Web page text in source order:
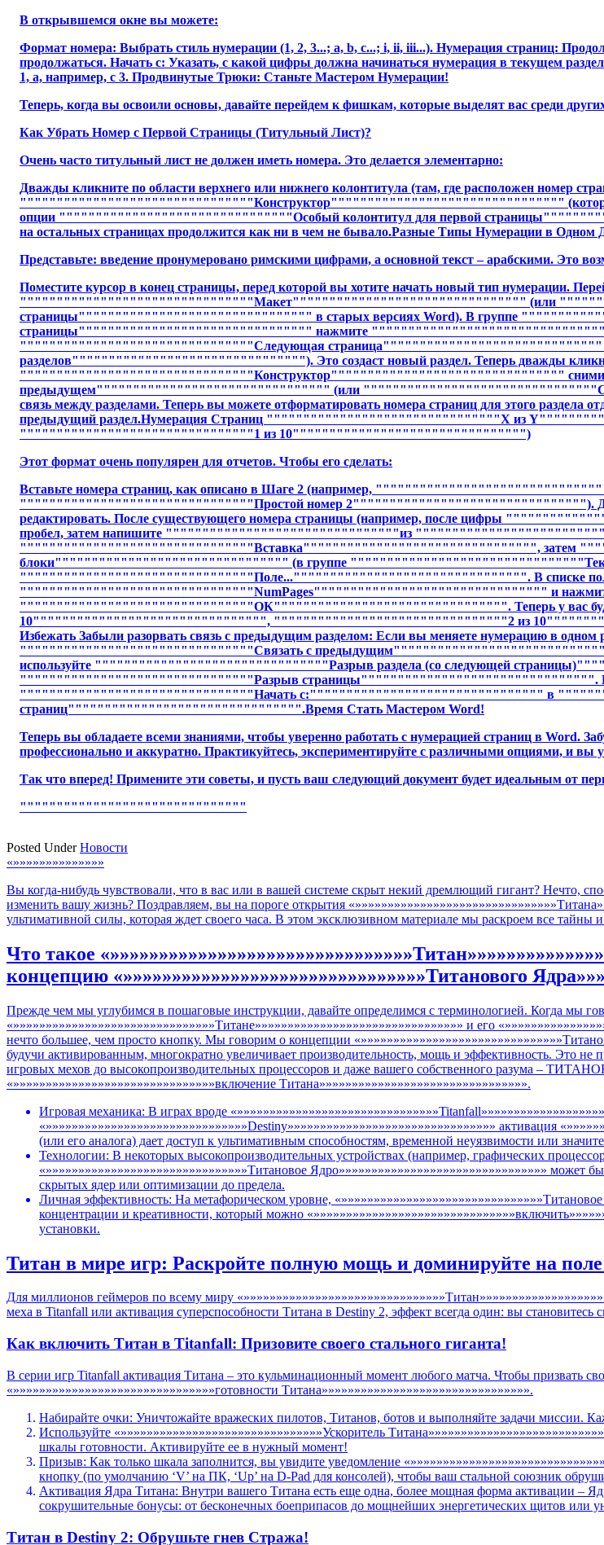
В открывшемся окне вы можете:
Формат номера: Выбрать стиль нумерации (1, 2, 3...; a, b, c...; i, ii, iii...). Нумерация страниц:
продолжаться. Начать с: Указать, с какой цифры должна начинаться нумерация в текущем
1, а, например, с 3. Продвинутые Трюки: Станьте Мастером Нумерации!
Теперь, когда вы освоили основы, давайте перейдем к фишкам, которые выделят вас среди
Как Убрать Номер с Первой Страницы (Титульный Лист)?
Очень часто титульный лист не должен иметь номера. Это делается элементарно:
Дважды кликните по области верхнего или нижнего колонтитула (там, где расположен номер
""""""""""""""""""""""""""""""""Конструктор"""""""""""""""""""""""""""""""" (которая
опции """"""""""""""""""""""""""""""""Особый колонтитул для первой
на остальных страницах продолжится как ни в чем не бывало.Разные Типы Нумерации в Одном
Представьте: введение пронумеровано римскими цифрами, а основной текст – арабскими. Это
Поместите курсор в конец страницы, перед которой вы хотите начать новый тип нумерации.
""""""""""""""""""""""""""""""""Макет"""""""""""""""""""""""""""""""" (или
страницы"""""""""""""""""""""""""""""""" в старых версиях Word). В группе
страницы"""""""""""""""""""""""""""""""" нажмите
""""""""""""""""""""""""""""""""Следующая
разделов""""""""""""""""""""""""""""""""). Это создаст новый раздел. Теперь дважды кликните
""""""""""""""""""""""""""""""""Конструктор""""""""""""""""""""""""""""""""
предыдущем"""""""""""""""""""""""""""""""" (или
связь между разделами. Теперь вы можете отформатировать номера страниц для этого раздела
предыдущий раздел.Нумерация Страниц """"""""""""""""""""""""""""""""X из
""""""""""""""""""""""""""""""""1 из 10"""""""""""""""""""""""""""""""")
Этот формат очень популярен для отчетов. Чтобы его сделать:
Вставьте номера страниц, как описано в Шаге 2 (например,
""""""""""""""""""""""""""""""""Простой номер 2""""""""""""""""""""""""""""""""). Дважды
редактировать. После существующего номера страницы (например, после
пробел, затем напишите """"""""""""""""""""""""""""""""из """""""""""""""""""""""""""""""",
""""""""""""""""""""""""""""""""Вставка"""""""""""""""""""""""""""""""", затем
блоки"""""""""""""""""""""""""""""""" (в группе
""""""""""""""""""""""""""""""""Поле..."""""""""""""""""""""""""""""""". В списке
""""""""""""""""""""""""""""""""NumPages"""""""""""""""""""""""""""""""" и
""""""""""""""""""""""""""""""""ОК"""""""""""""""""""""""""""""""". Теперь у вас
10"""""""""""""""""""""""""""""""", """"""""""""""""""""""""""""""""2 из
Избежать Забыли разорвать связь с предыдущим разделом: Если вы меняете нумерацию в одном
""""""""""""""""""""""""""""""""Связать с предыдущим"""""""""""""""""""""""""""""""".
используйте """"""""""""""""""""""""""""""""Разрыв раздела (со следующей
""""""""""""""""""""""""""""""""Разрыв страницы"""""""""""""""""""""""""""""""". Начало
""""""""""""""""""""""""""""""""Начать с:"""""""""""""""""""""""""""""""" в
страниц"""""""""""""""""""""""""""""""".Время Стать Мастером Word!
Теперь вы обладаете всеми знаниями, чтобы уверенно работать с нумерацией страниц в Word.
профессионально и аккуратно. Практикуйтесь, экспериментируйте с различными опциями, и вы
Так что вперед! Примените эти советы, и пусть ваш следующий документ будет идеальным от
"""""""""""""""""""""""""""""""
Posted UnderНовости
Навигация
по
записям
«»»»»»»»»»»»»»»
Вы когда-нибудь чувствовали, что в вас или в вашей системе скрыт некий дремлющий гигант? Нечто,
изменить вашу жизнь? Поздравляем, вы на пороге открытия
ультимативной силы, которая ждет своего часа. В этом эксклюзивном материале мы раскроем все тайны
Что такое
концепцию «»»»»»»»»»»»»»»»»»»»»»»»»»»»»»»»Титанового
Прежде чем мы углубимся в пошаговые инструкции, давайте определимся с терминологией. Когда мы
«»»»»»»»»»»»»»»»»»»»»»»»»»»»»»»»Титане»»»»»»»»»»»»»»»»»»»»»»»»»»»»»»»» и его
нечто большее, чем просто кнопку. Мы говорим о концепции
будучи активированным, многократно увеличивает производительность, мощь и эффективность. Это не
игровых мехов до высокопроизводительных процессоров и даже вашего собственного разума –
«»»»»»»»»»»»»»»»»»»»»»»»»»»»»»»»включение Титана»»»»»»»»»»»»»»»»»»»»»»»»»»»»»»»».
Игровая механика: В играх вроде
«»»»»»»»»»»»»»»»»»»»»»»»»»»»»»»»Destiny»»»»»»»»»»»»»»»»»»»»»»»»»»»»»»»» активация
(или его аналога) дает доступ к ультимативным способностям, временной неуязвимости или
Технологии: В некоторых высокопроизводительных устройствах (например, графических
«»»»»»»»»»»»»»»»»»»»»»»»»»»»»»»»Титановое Ядро»»»»»»»»»»»»»»»»»»»»»»»»»»»»»»»» может
скрытых ядер или оптимизации до предела.
Личная эффективность: На метафорическом уровне,
концентрации и креативности, который можно
установки.
Титан в мире игр: Раскройте полную мощь и доминируйте на
Для миллионов геймеров по всему миру
меха в Titanfall или активация суперспособности Титана в Destiny 2, эффект всегда один: вы становитесь
Как включить Титан в Titanfall: Призовите своего стального гиганта!
В серии игр Titanfall активация Титана – это кульминационный момент любого матча. Чтобы призвать
«»»»»»»»»»»»»»»»»»»»»»»»»»»»»»»»готовности Титана»»»»»»»»»»»»»»»»»»»»»»»»»»»»»»»».
Набирайте очки: Уничтожайте вражеских пилотов, Титанов, ботов и выполняйте задачи миссии.
Используйте «»»»»»»»»»»»»»»»»»»»»»»»»»»»»»»»Ускоритель
шкалы готовности. Активируйте ее в нужный момент!
Призыв: Как только шкала заполнится, вы увидите уведомление
кнопку (по умолчанию ‘V’ на ПК, ‘Up’ на D-Pad для консолей), чтобы ваш стальной союзник
Активация Ядра Титана: Внутри вашего Титана есть еще одна, более мощная форма активации –
сокрушительные бонусы: от бесконечных боеприпасов до мощнейших энергетических щитов или
Титан в Destiny 2: Обрушьте гнев Стража!